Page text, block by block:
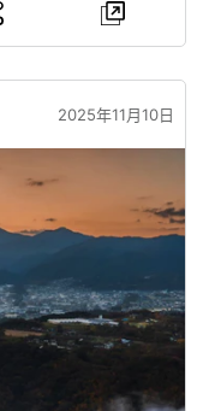
2025年11月10日